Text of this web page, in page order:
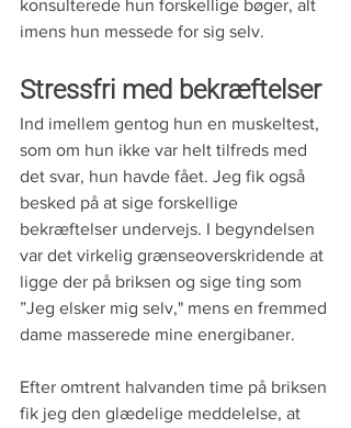
konsulterede hun forskellige bøger, alt
imens hun messede for sig selv.
Stressfri med bekræftelser
Ind imellem gentog hun en muskeltest,
som om hun ikke var helt tilfreds med
det svar, hun havde fået. Jeg fik også
besked på at sige forskellige
bekræftelser undervejs. I begyndelsen
var det virkelig grænseoverskridende at
ligge der på briksen og sige ting som
”Jeg elsker mig selv," mens en fremmed
dame masserede mine energibaner.
Efter omtrent halvanden time på briksen
fik jeg den glædelige meddelelse, at